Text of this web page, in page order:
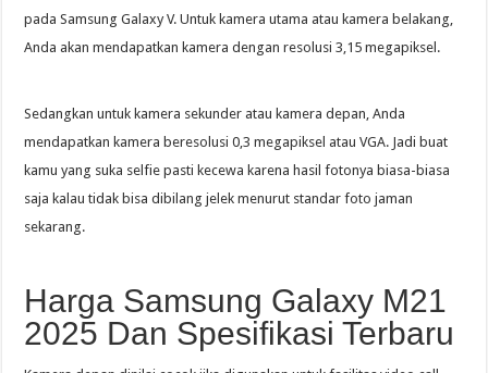
pada Samsung Galaxy V. Untuk kamera utama atau kamera belakang,
Anda akan mendapatkan kamera dengan resolusi 3,15 megapiksel.
Sedangkan untuk kamera sekunder atau kamera depan, Anda
mendapatkan kamera beresolusi 0,3 megapiksel atau VGA. Jadi buat
kamu yang suka selfie pasti kecewa karena hasil fotonya biasa-biasa
saja kalau tidak bisa dibilang jelek menurut standar foto jaman
sekarang.
Harga Samsung Galaxy M21
2025 Dan Spesifikasi Terbaru